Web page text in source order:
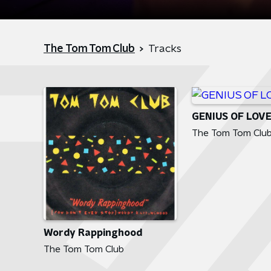
The Tom Tom Club Tracks
Wordy Rappinghood
The Tom Tom Club
GENIUS OF LOVE
The Tom Tom